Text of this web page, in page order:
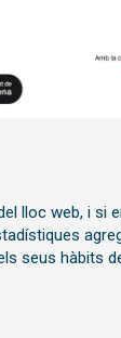
lloc web, i si
seus hàbits